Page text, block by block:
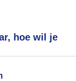
hoe wil je